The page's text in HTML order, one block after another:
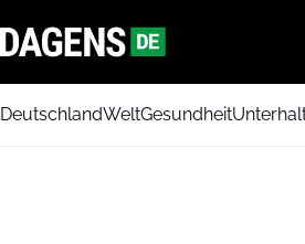
DeutschlandWeltGesundheit